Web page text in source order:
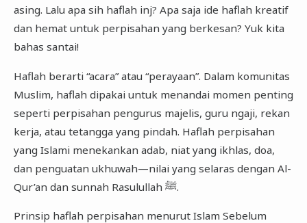
asing. Lalu apa sih haflah inj? Apa saja ide haflah kreatif
dan hemat untuk perpisahan yang berkesan? Yuk kita
bahas santai!
Haflah berarti “acara” atau “perayaan”. Dalam komunitas
Muslim, haflah dipakai untuk menandai momen penting
seperti perpisahan pengurus majelis, guru ngaji, rekan
kerja, atau tetangga yang pindah. Haflah perpisahan
yang Islami menekankan adab, niat yang ikhlas, doa,
dan penguatan ukhuwah—nilai yang selaras dengan Al-
Qur’an dan sunnah Rasulullah ﷺ.
Prinsip haflah perpisahan menurut Islam Sebelum